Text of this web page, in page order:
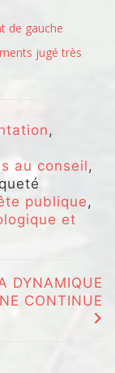
de gauche
jugé très
,
au conseil ,
publique ,
et
DYNAMIQUE
CONTINUE